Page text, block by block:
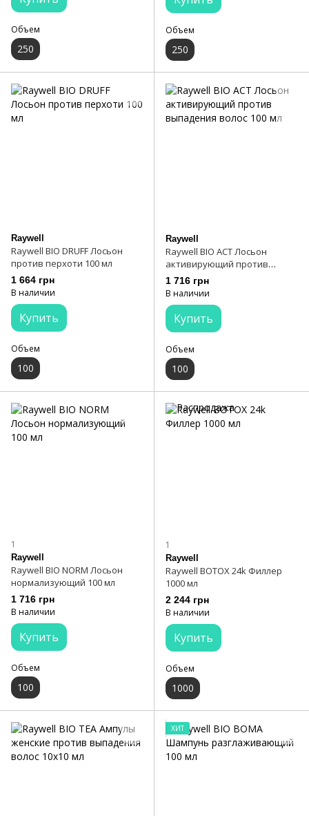
Объем
250
Объем
250
Raywell
Raywell BIO DRUFF Лосьон
против перхоти 100 мл
1 664 грн
В наличии
Купить
Объем
100
Raywell
Raywell BIO ACT Лосьон
активирующий против
выпадения волос 100 мл
1 716 грн
В наличии
Купить
Объем
100
1
Raywell
Raywell BIO NORM Лосьон
нормализующий 100 мл
1 716 грн
В наличии
Купить
Объем
100
1
Raywell
Raywell BOTOX 24k Филлер
1000 мл
2 244 грн
В наличии
Купить
Объем
1000
ХИТ